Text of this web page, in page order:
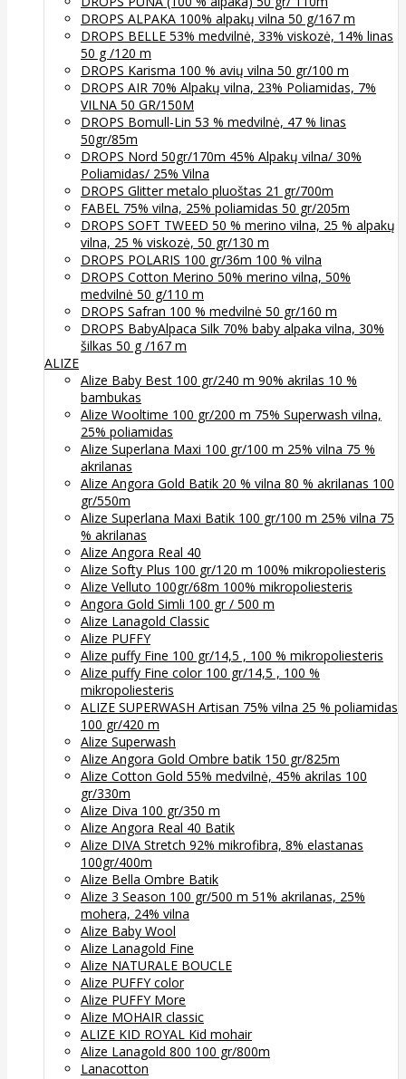
DROPS ALPAKA 100% alpakų vilna 50 g/167 m
DROPS BELLE 53% medvilnė, 33% viskozė, 14% linas
50 g /120 m
DROPS Karisma 100 % avių vilna 50 gr/100 m
DROPS AIR 70% Alpakų vilna, 23% Poliamidas, 7%
VILNA 50 GR/150M
DROPS Bomull-Lin 53 % medvilnė, 47 % linas
50gr/85m
DROPS Nord 50gr/170m 45% Alpakų vilna/ 30%
Poliamidas/ 25% Vilna
DROPS Glitter metalo pluoštas 21 gr/700m
FABEL 75% vilna, 25% poliamidas 50 gr/205m
DROPS SOFT TWEED 50 % merino vilna, 25 % alpakų
vilna, 25 % viskozė, 50 gr/130 m
DROPS POLARIS 100 gr/36m 100 % vilna
DROPS Cotton Merino 50% merino vilna, 50%
medvilnė 50 g/110 m
DROPS Safran 100 % medvilnė 50 gr/160 m
DROPS BabyAlpaca Silk 70% baby alpaka vilna, 30%
šilkas 50 g /167 m
ALIZE
Alize Baby Best 100 gr/240 m 90% akrilas 10 %
bambukas
Alize Wooltime 100 gr/200 m 75% Superwash vilna,
25% poliamidas
Alize Superlana Maxi 100 gr/100 m 25% vilna 75 %
akrilanas
Alize Angora Gold Batik 20 % vilna 80 % akrilanas 100
gr/550m
Alize Superlana Maxi Batik 100 gr/100 m 25% vilna 75
% akrilanas
Alize Angora Real 40
Alize Softy Plus 100 gr/120 m 100% mikropoliesteris
Alize Velluto 100gr/68m 100% mikropoliesteris
Angora Gold Simli 100 gr / 500 m
Alize Lanagold Classic
Alize PUFFY
Alize puffy Fine 100 gr/14,5 , 100 % mikropoliesteris
Alize puffy Fine color 100 gr/14,5 , 100 %
mikropoliesteris
ALIZE SUPERWASH Artisan 75% vilna 25 % poliamidas
100 gr/420 m
Alize Superwash
Alize Angora Gold Ombre batik 150 gr/825m
Alize Cotton Gold 55% medvilnė, 45% akrilas 100
gr/330m
Alize Diva 100 gr/350 m
Alize Angora Real 40 Batik
Alize DIVA Stretch 92% mikrofibra, 8% elastanas
100gr/400m
Alize Bella Ombre Batik
Alize 3 Season 100 gr/500 m 51% akrilanas, 25%
mohera, 24% vilna
Alize Baby Wool
Alize Lanagold Fine
Alize NATURALE BOUCLE
Alize PUFFY color
Alize PUFFY More
Alize MOHAIR classic
ALIZE KID ROYAL Kid mohair
Alize Lanagold 800 100 gr/800m
Lanacotton